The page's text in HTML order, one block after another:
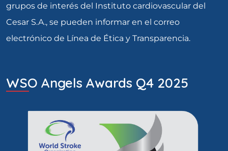
grupos de interés del Instituto cardiovascular del
Cesar S.A., se pueden informar en el correo
electrónico de Línea de Ética y Transparencia.
WSO Angels Awards Q4 2025